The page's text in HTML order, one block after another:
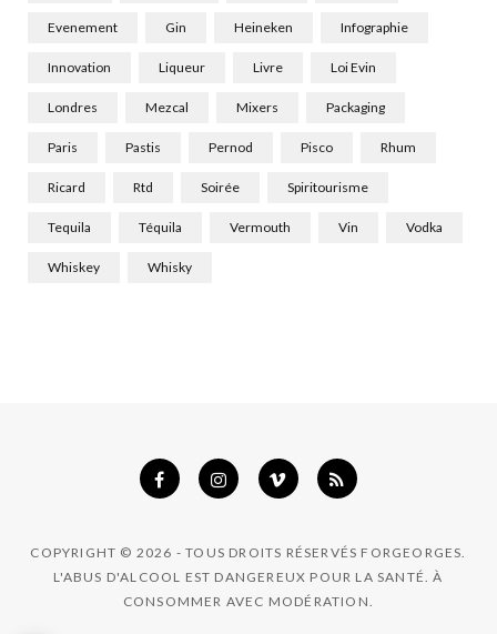
Evenement Gin Heineken Infographie
Innovation Liqueur Livre Loi Evin
Londres Mezcal Mixers Packaging
Paris Pastis Pernod Pisco Rhum
Ricard Rtd Soirée Spiritourisme
Tequila Téquila Vermouth Vin Vodka
Whiskey Whisky
COPYRIGHT © 2026 - TOUS DROITS RÉSERVÉS FORGEORGES.
L'ABUS D'ALCOOL EST DANGEREUX POUR LA SANTÉ. À
CONSOMMER AVEC MODÉRATION.